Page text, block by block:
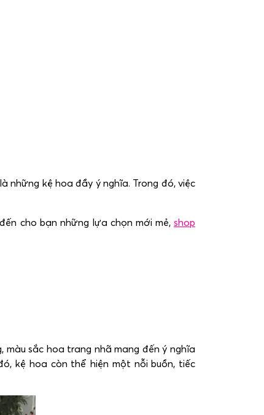
kệ hoa đầy ý nghĩa. Trong đó, việc
cho bạn những lựa chọn mới mẻ, shop
sắc hoa trang nhã mang đến ý nghĩa
kệ hoa còn thể hiện một nỗi buồn, tiếc